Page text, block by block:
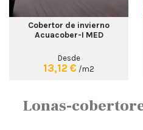
Cobertor de invierno
Acuacober-I MED
Desde
13,12 € /m2
Lonas-